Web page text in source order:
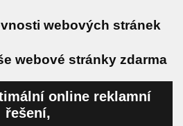
webových stránek
webové stránky zdarma
online reklamní
řešení,